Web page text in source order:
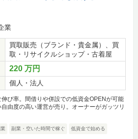
業
買取販売（ブランド・貴金属）、買
取・リサイクルショップ・古着屋
220 万円
個人・法人
び率。間借りや併設での低資金OPENが可能
由度の高い運営が売り。オーナーがガッツリ
副業・空いた時間で稼ぐ 低資金で始める